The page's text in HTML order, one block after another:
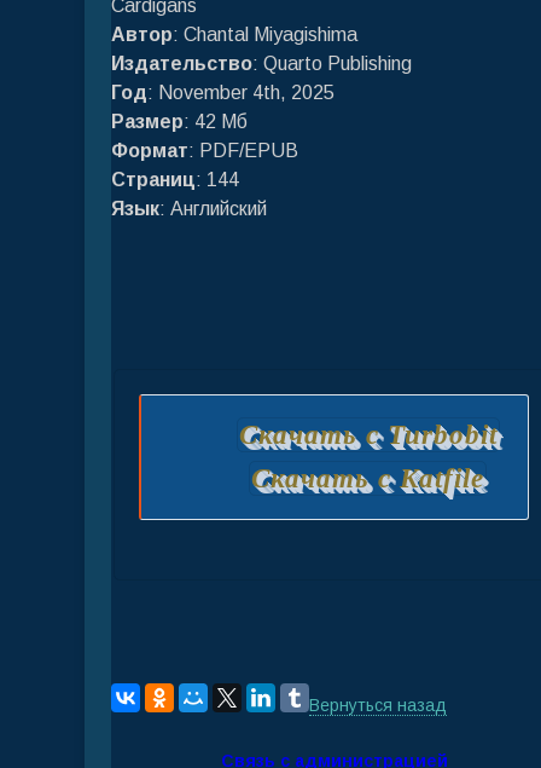
Cardigans
Автор: Chantal Miyagishima
Издательство: Quarto Publishing
Год: November 4th, 2025
Размер: 42 Мб
Формат: PDF/EPUB
Страниц: 144
Язык: Английский
Скачать с Turbobit
Скачать с Katfile
Вернуться назад
Связь с администрацией